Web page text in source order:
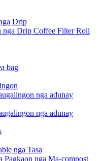
Drip
nga Drip Coffee Filter Roll
bag
nga adunay
nga adunay
nga Tasa
Pagkaon nga Ma-compost